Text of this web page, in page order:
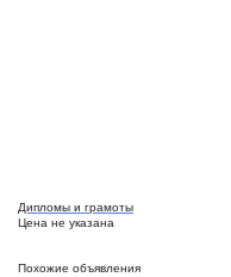
Дипломы и грамоты
Цена не указана
Похожие объявления